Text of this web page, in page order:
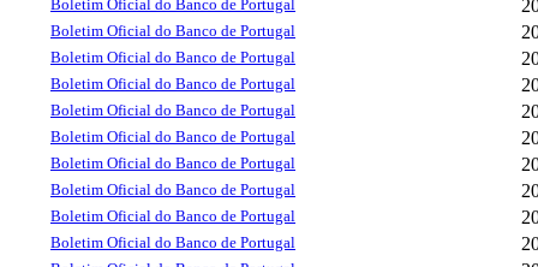
Boletim Oficial do Banco de Portugal
Boletim Oficial do Banco de Portugal
Boletim Oficial do Banco de Portugal
Boletim Oficial do Banco de Portugal
Boletim Oficial do Banco de Portugal
Boletim Oficial do Banco de Portugal
Boletim Oficial do Banco de Portugal
Boletim Oficial do Banco de Portugal
Boletim Oficial do Banco de Portugal
Boletim Oficial do Banco de Portugal